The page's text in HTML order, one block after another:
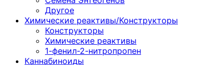
Другое
Химические реактивы/Конструкторы
Конструкторы
Химические реактивы
1-фенил-2-нитропропен
Каннабиноиды